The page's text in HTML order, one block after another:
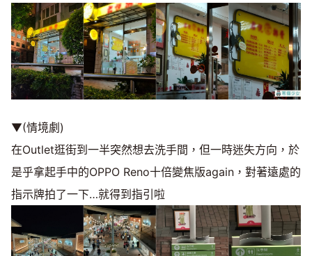
▼(情境劇)
在Outlet逛街到一半突然想去洗手間，但一時迷失方向，於
是乎拿起手中的OPPO Reno十倍變焦版again，對著遠處的
指示牌拍了一下…就得到指引啦